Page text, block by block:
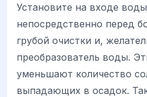
Установите на входе
непосредственно перед
грубой очистки и,
преобразователь воды.
уменьшают количество
выпадающих в осадок.